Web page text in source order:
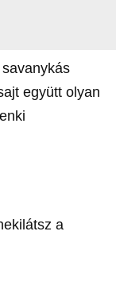
együtt olyan
a